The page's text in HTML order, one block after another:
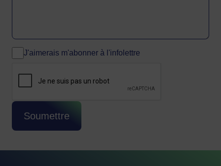
J'aimerais m'abonner à l'infolettre
Cette question sert à vérifier si vous êtes
Soumettre